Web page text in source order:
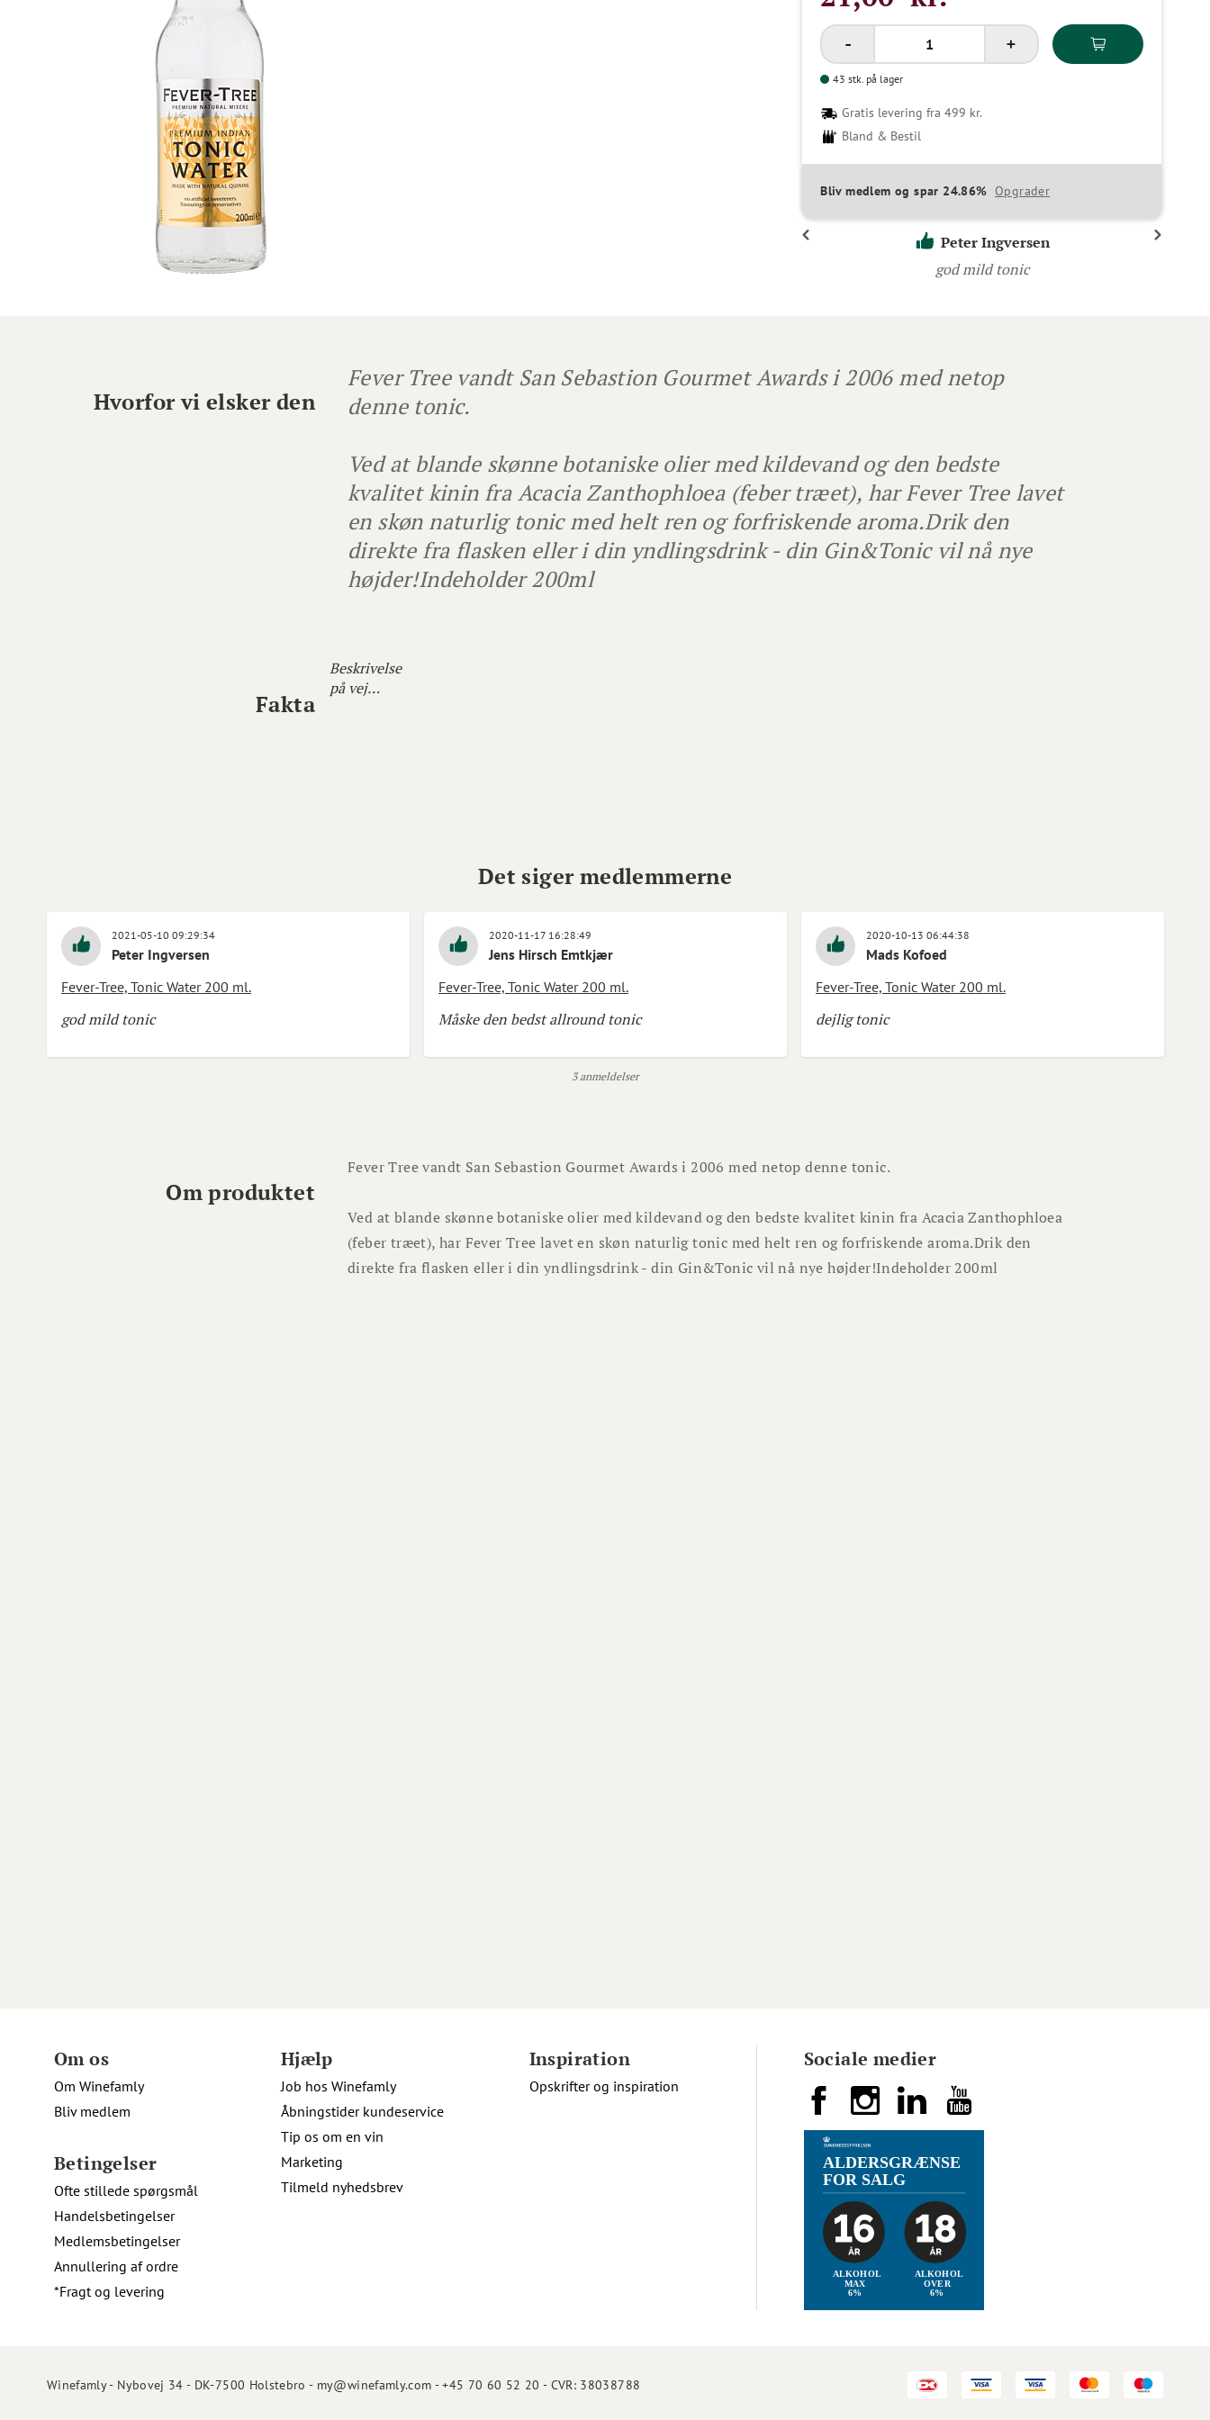
Gratis levering fra 499 kr.
Bland & Bestil
43 stk. på lager
Bliv medlem og spar 24.86% Opgrader
Peter Ingversen
god mild tonic
Hvorfor vi elsker den
Fever Tree vandt San Sebastion Gourmet Awards i 2006 med netop
denne tonic.
Ved at blande skønne botaniske olier med kildevand og den bedste
kvalitet kinin fra Acacia Zanthophloea (feber træet), har Fever Tree lavet
en skøn naturlig tonic med helt ren og forfriskende aroma.Drik den
direkte fra flasken eller i din yndlingsdrink - din Gin&Tonic vil nå nye
højder!Indeholder 200ml
Beskrivelse
på vej…
Fakta
Det siger medlemmerne
2021-05-10 09:29:34
Peter Ingversen
Fever-Tree, Tonic Water 200 ml.
god mild tonic
2020-11-17 16:28:49
Jens Hirsch Emtkjær
Fever-Tree, Tonic Water 200 ml.
Måske den bedst allround tonic
2020-10-13 06:44:38
Mads Kofoed
Fever-Tree, Tonic Water 200 ml.
dejlig tonic
3 anmeldelser
Om produktet
Fever Tree vandt San Sebastion Gourmet Awards i 2006 med netop denne tonic.
Ved at blande skønne botaniske olier med kildevand og den bedste kvalitet kinin fra Acacia Zanthophloea
(feber træet), har Fever Tree lavet en skøn naturlig tonic med helt ren og forfriskende aroma.Drik den
direkte fra flasken eller i din yndlingsdrink - din Gin&Tonic vil nå nye højder!Indeholder 200ml
Om os
Om Winefamly
Bliv medlem
Betingelser
Ofte stillede spørgsmål
Handelsbetingelser
Medlemsbetingelser
Annullering af ordre
*Fragt og levering
Hjælp
Job hos Winefamly
Åbningstider kundeservice
Tip os om en vin
Marketing
Tilmeld nyhedsbrev
Inspiration
Opskrifter og inspiration
Sociale medier
Winefamly - Nybovej 34 - DK-7500 Holstebro - my@winefamly.com - +45 70 60 52 20 - CVR: 38038788